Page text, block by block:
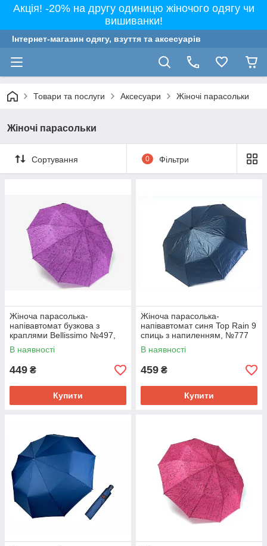
Акція! -20% на другу одиницю жіночого одягу чи
вишиванки!
Інтернет-магазин одягу, взуття та аксесуарів
Товари та послуги Аксесуари Жіночі парасольки
Жіночі парасольки
Сортування 0 Фільтри
Жіноча парасолька-
напівавтомат бузкова з
краплями Bellissimo №497,
10 спиць, антивітрова
система
В наявності
449 ₴
Купити
Жіноча парасолька-
напівавтомат синя Top Rain 9
спиць з напиленням, №777
В наявності
459 ₴
Купити